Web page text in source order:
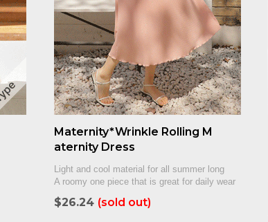
Maternity*Wrinkle Rolling M
aternity Dress
Light and cool material for all summer long
A roomy one piece that is great for daily wear
$26.24 (sold out)